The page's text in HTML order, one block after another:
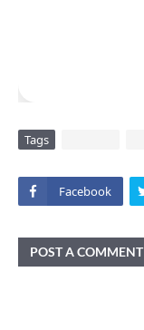
Tags
Facebook
POST A COMMENT